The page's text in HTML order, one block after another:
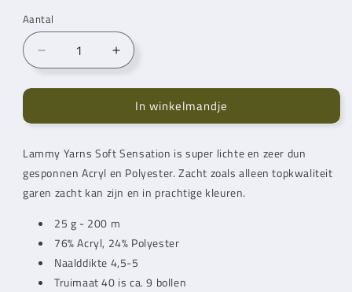
Aantal
Aantal
verlagen
voor
Yarns
Sensation
Taupe
(792)
Aantal
verhogen
voor
Lammy
Yarns
Sensation
Taupe
(792)
In winkelmandje
Lammy Yarns Soft Sensation is super lichte en zeer dun
gesponnen Acryl en Polyester. Zacht zoals alleen topkwaliteit
garen zacht kan zijn en in prachtige kleuren.
25 g - 200 m
76% Acryl, 24% Polyester
Naalddikte 4,5-5
Truimaat 40 is ca. 9 bollen